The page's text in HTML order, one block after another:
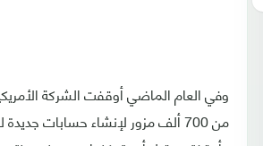
وفي العام الماضي أوقفت الشركة
من 700 ألف مزور لإنشاء حسابات